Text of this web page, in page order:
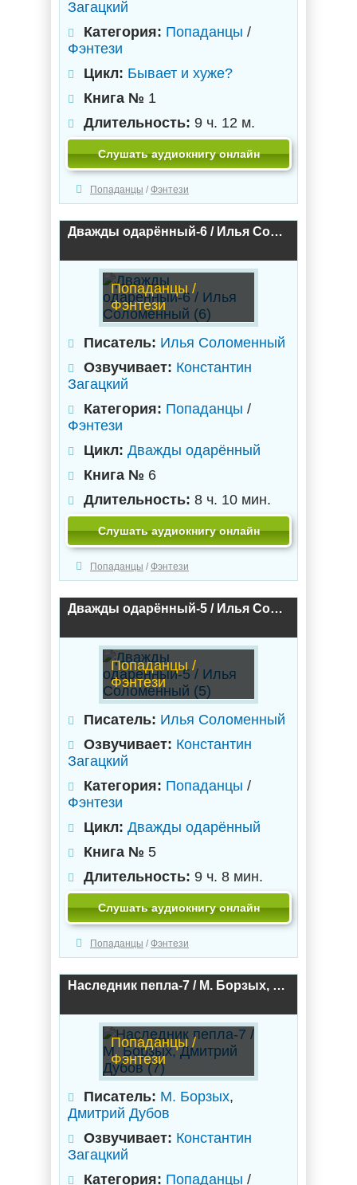
Загацкий
Категория: Попаданцы /
Фэнтези
Цикл: Бывает и хуже?
Книга № 1
Длительность: 9 ч. 12 м.
Слушать аудиокнигу онлайн
Попаданцы / Фэнтези
Дважды одарённый-6 / Илья Соломенный (6)
Попаданцы /
Фэнтези
Писатель: Илья Соломенный
Озвучивает: Константин
Загацкий
Категория: Попаданцы /
Фэнтези
Цикл: Дважды одарённый
Книга № 6
Длительность: 8 ч. 10 мин.
Слушать аудиокнигу онлайн
Попаданцы / Фэнтези
Дважды одарённый-5 / Илья Соломенный (5)
Попаданцы /
Фэнтези
Писатель: Илья Соломенный
Озвучивает: Константин
Загацкий
Категория: Попаданцы /
Фэнтези
Цикл: Дважды одарённый
Книга № 5
Длительность: 9 ч. 8 мин.
Слушать аудиокнигу онлайн
Попаданцы / Фэнтези
Наследник пепла-7 / М. Борзых, Дмитрий Дубов (7)
Попаданцы /
Фэнтези
Писатель: М. Борзых,
Дмитрий Дубов
Озвучивает: Константин
Загацкий
Категория: Попаданцы /